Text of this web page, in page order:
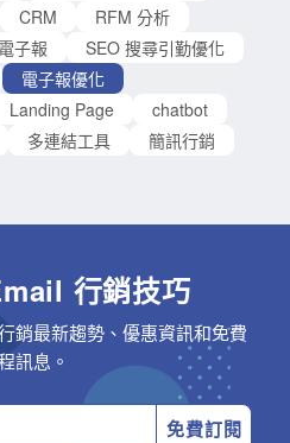
CRM
RFM 分析
子報
SEO 搜尋引勤優化
電子報優化
Landing Page
chatbot
多連結工具
簡訊行銷
行銷技巧
銷最新趨勢、優惠資訊和免費
訊息。
免費訂閱